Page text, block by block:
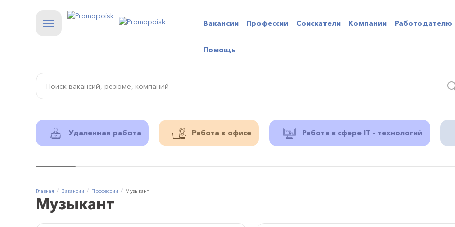
Вакансии Профессии Соискатели Компании Работодателю
Помощь
Удаленная работа Работа в офисе Работа в сфере IT - технологий
Главная Вакансии Профессии Музыкант
Музыкант